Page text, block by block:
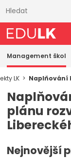
obsahu
Management škol
LK Naplňování
plánu
Nejnovější